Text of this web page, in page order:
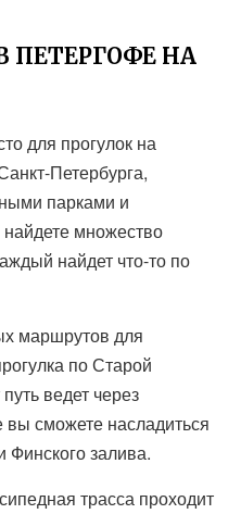
ПЕТЕРГОФЕ НА
для прогулок на
Петербурга,
парками и
множество
найдет что-то по
маршрутов для
по Старой
ведет через
сможете насладиться
залива.
трасса проходит